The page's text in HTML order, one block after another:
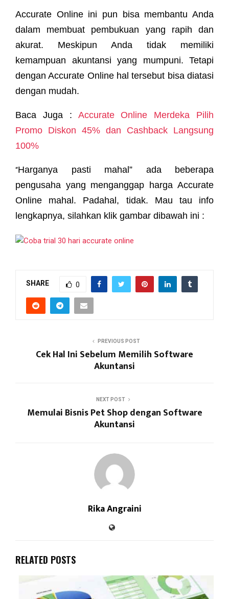
Accurate Online ini pun bisa membantu Anda
dalam membuat pembukuan yang rapih dan
akurat. Meskipun Anda tidak memiliki
kemampuan akuntansi yang mumpuni. Tetapi
dengan Accurate Online hal tersebut bisa diatasi
dengan mudah.
Baca Juga : Accurate Online Merdeka Pilih
Promo Diskon 45% dan Cashback Langsung
100%
“Harganya pasti mahal” ada beberapa
pengusaha yang menganggap harga Accurate
Online mahal. Padahal, tidak. Mau tau info
lengkapnya, silahkan klik gambar dibawah ini :
SHARE 0
PREVIOUS POST
Cek Hal Ini Sebelum Memilih Software
Akuntansi
NEXT POST
Memulai Bisnis Pet Shop dengan Software
Akuntansi
Rika Angraini
RELATED POSTS